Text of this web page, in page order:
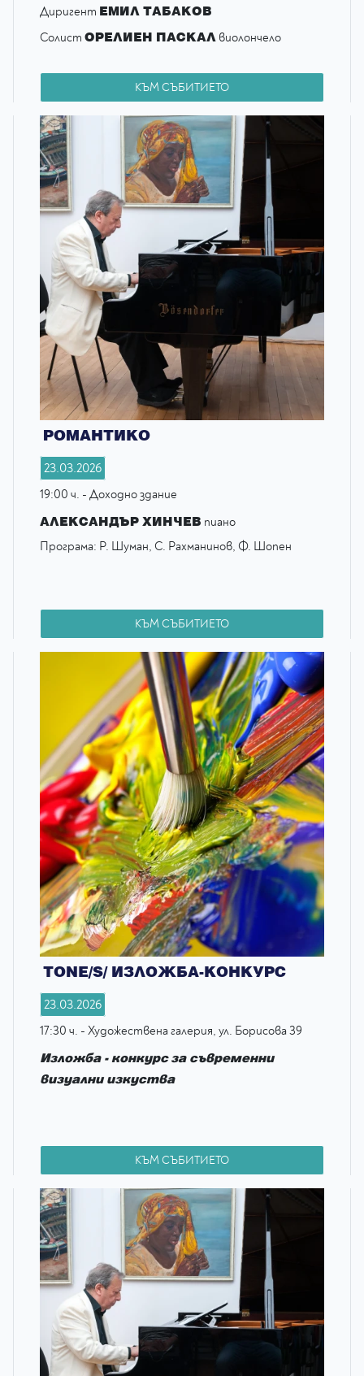
Диригент ЕМИЛ ТАБАКОВ
Солист ОРЕЛИЕН ПАСКАЛ виолончело
КЪМ СЪБИТИЕТО
РОМАНТИКО
23.03.2026
19:00 ч. - Доходно здание
АЛЕКСАНДЪР ХИНЧЕВ пиано
Програма: Р. Шуман, С. Рахманинов, Ф. Шопен
КЪМ СЪБИТИЕТО
TONE/S/ ИЗЛОЖБА-КОНКУРС
23.03.2026
17:30 ч. - Художествена галерия, ул. Борисова 39
Изложба - конкурс за съвременни
визуални изкуства
КЪМ СЪБИТИЕТО